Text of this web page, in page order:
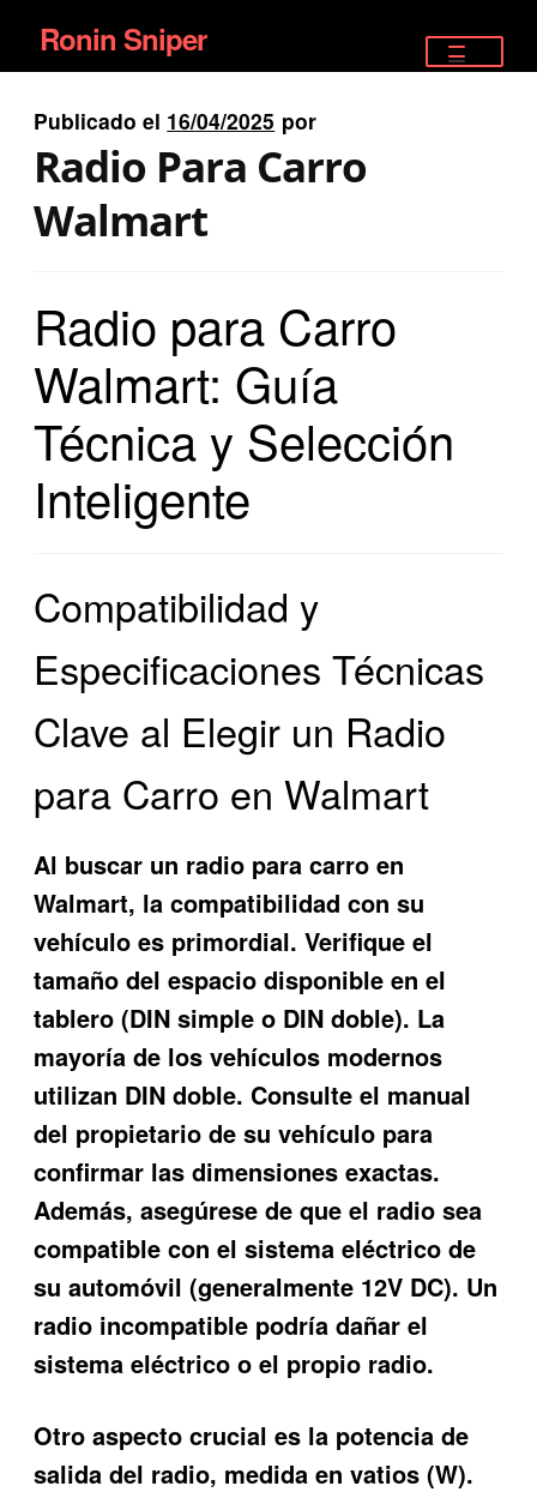
Ir
a
la
navegación
Ir
al
contenido
Ronin Sniper
EQUIPAMIENTO ÉLITE
PISTOLAS
SATELITALES
Publicado el 16/04/2025 por
Radio Para Carro
Walmart
Radio para Carro
Walmart: Guía
Técnica y Selección
Inteligente
Compatibilidad y
Especificaciones Técnicas
Clave al Elegir un Radio
para Carro en Walmart
Al buscar un radio para carro en
Walmart, la compatibilidad con su
vehículo es primordial. Verifique el
tamaño del espacio disponible en el
tablero (DIN simple o DIN doble). La
mayoría de los vehículos modernos
utilizan DIN doble. Consulte el manual
del propietario de su vehículo para
confirmar las dimensiones exactas.
Además, asegúrese de que el radio sea
compatible con el sistema eléctrico de
su automóvil (generalmente 12V DC). Un
radio incompatible podría dañar el
sistema eléctrico o el propio radio.
Otro aspecto crucial es la potencia de
salida del radio, medida en vatios (W).